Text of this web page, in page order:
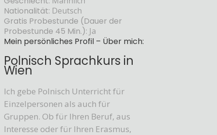
Nationalität: Deutsch
Gratis Probestunde (Dauer der
Probestunde 45 Min.): Ja
Mein persönliches Profil – Über mich:
Polnisch Sprachkurs in
Wien
Ich gebe Polnisch Unterricht für
Einzelpersonen als auch für
Gruppen. Ob für Ihren Beruf, aus
Interesse oder für Ihren Erasmus,